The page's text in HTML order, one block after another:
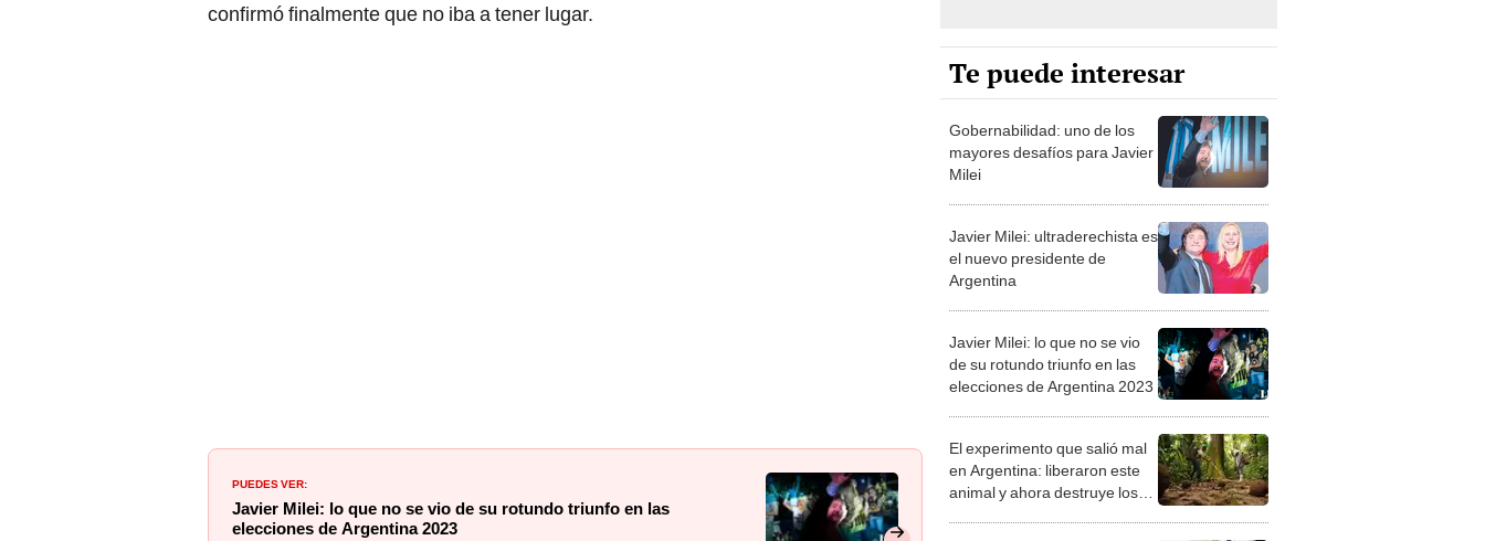
confirmó finalmente que no iba a tener lugar.
PUEDES VER:
Javier Milei: lo que no se vio de su rotundo triunfo en las
elecciones de Argentina 2023
Te puede interesar
Gobernabilidad: uno de los
mayores desafíos para Javier
Milei
Javier Milei: ultraderechista es
el nuevo presidente de
Argentina
Javier Milei: lo que no se vio
de su rotundo triunfo en las
elecciones de Argentina 2023
El experimento que salió mal
en Argentina: liberaron este
animal y ahora destruye los